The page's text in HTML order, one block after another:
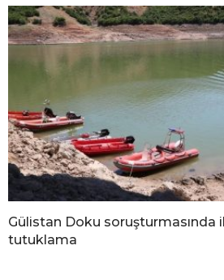
Gülistan Doku soruşturmasında
tutuklama